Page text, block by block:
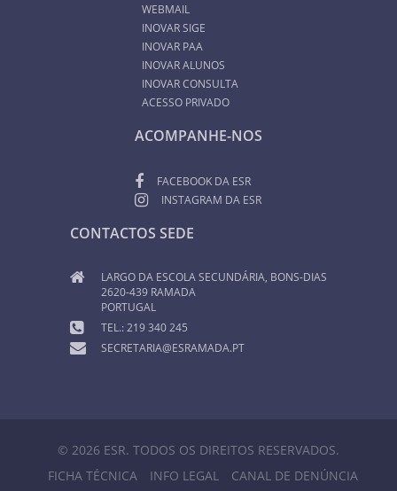
WEBMAIL
INOVAR SIGE
INOVAR PAA
INOVAR ALUNOS
INOVAR CONSULTA
ACESSO PRIVADO
ACOMPANHE-NOS
FACEBOOK DA ESR
INSTAGRAM DA ESR
CONTACTOS SEDE
LARGO DA ESCOLA SECUNDÁRIA, BONS-DIAS
2620-439 RAMADA
PORTUGAL
TEL.: 219 340 245
SECRETARIA@ESRAMADA.PT
© 2026 ESR. TODOS OS DIREITOS RESERVADOS.
FICHA TÉCNICA
INFO LEGAL
CANAL DE DENÚNCIA